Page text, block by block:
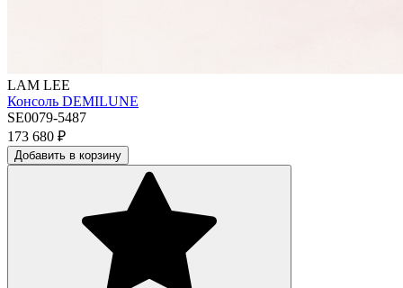
LAM LEE
Консоль DEMILUNE
SE0079-5487
173 680 ₽
Добавить в корзину